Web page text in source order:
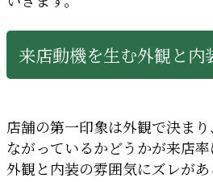
来店動機を生む外観と内
店舗の第一印象は外観で決ま
ながっているかどうかが来店率
外観と内装の雰囲気にズレが